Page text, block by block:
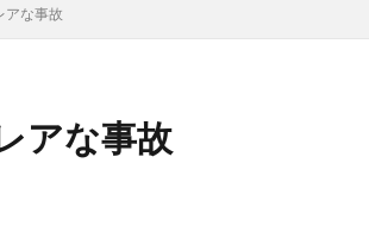
アな事故
アな事故